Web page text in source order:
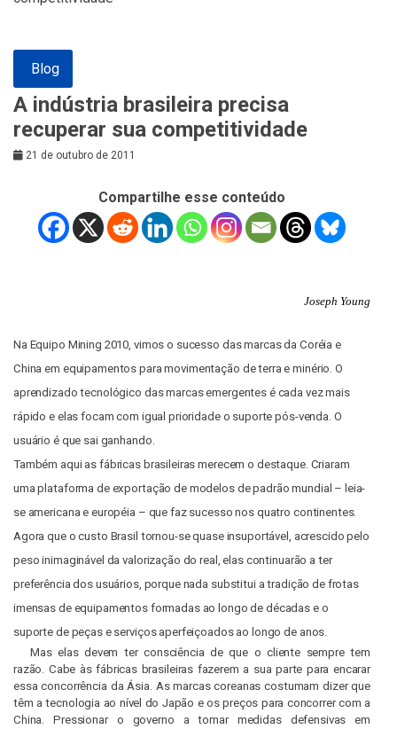
Blog
A indústria brasileira precisa
recuperar sua competitividade
21 de outubro de 2011
Compartilhe esse conteúdo
Joseph Young
Na Equipo Mining 2010, vimos o sucesso das marcas da Coréia e
China em equipamentos para movimentação de terra e minério. O
aprendizado tecnológico das marcas emergentes é cada vez mais
rápido e elas focam com igual prioridade o suporte pós-venda. O
usuário é que sai ganhando.
Também aqui as fábricas brasileiras merecem o destaque. Criaram
uma plataforma de exportação de modelos de padrão mundial – leia-
se americana e européia – que faz sucesso nos quatro continentes.
Agora que o custo Brasil tornou-se quase insuportável, acrescido pelo
peso inimaginável da valorização do real, elas continuarão a ter
preferência dos usuários, porque nada substitui a tradição de frotas
imensas de equipamentos formadas ao longo de décadas e o
suporte de peças e serviços aperfeiçoados ao longo de anos.
Mas elas devem ter consciência de que o cliente sempre tem
razão. Cabe às fábricas brasileiras fazerem a sua parte para encarar
essa concorrência da Ásia. As marcas coreanas costumam dizer que
têm a tecnologia ao nível do Japão e os preços para concorrer com a
China. Pressionar o governo a tomar medidas defensivas em